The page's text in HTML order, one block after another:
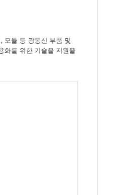
모듈 등 광통신 부품 및
화를 위한 기술을 지원을